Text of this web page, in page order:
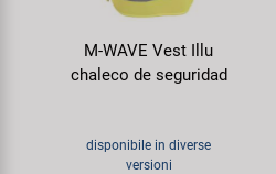
M-WAVE Vest Illu
chaleco de seguridad
disponibile in diverse
versioni